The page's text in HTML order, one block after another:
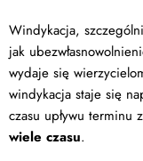
Windykacja,
jak
wydaje się
windykacja staje się
czasu upływu terminu
wiele czasu.